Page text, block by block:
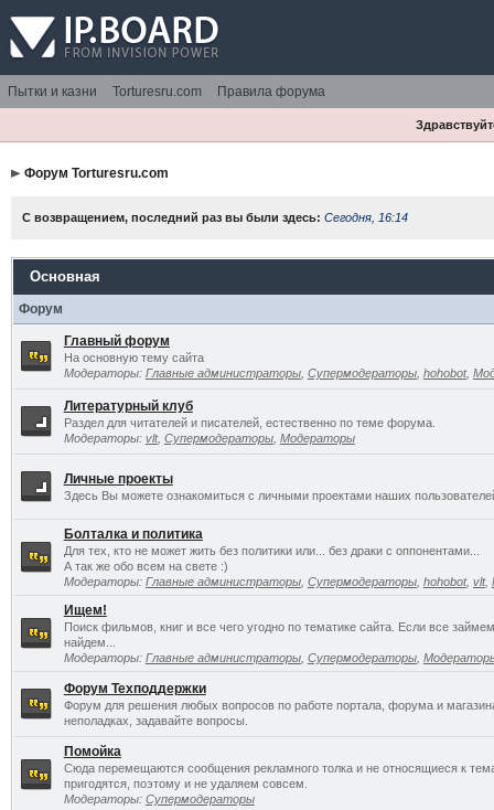
Пытки и казни Torturesru.com Правила форума
Форум Torturesru.com
С возвращением, последний раз вы были здесь: Сегодня, 16:14
Основная
Форум
Главный форум
На основную тему сайта
Модераторы: Главные администраторы, Супермодераторы, hohobot,
Литературный клуб
Раздел для читателей и писателей, естественно по теме форума.
Модераторы: vlt, Супермодераторы, Модераторы
Личные проекты
Здесь Вы можете ознакомиться с личными проектами наших
Болталка и политика
Для тех, кто не может жить без политики или... без драки с оппонентами...
А так же обо всем на свете :)
Модераторы: Главные администраторы, Супермодераторы, hohobot, vlt,
Ищем!
Поиск фильмов, книг и все чего угодно по тематике сайта. Если все
найдем...
Модераторы: Главные администраторы, Супермодераторы,
Форум Техподдержки
Форум для решения любых вопросов по работе портала, форума и
неполадках, задавайте вопросы.
Помойка
Сюда перемещаются сообщения рекламного толка и не относящиеся к
пригодятся, поэтому и не удаляем совсем.
Модераторы: Супермодераторы